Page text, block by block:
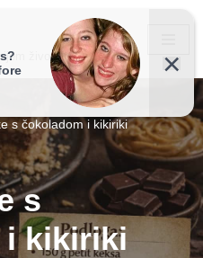
životu!
s čokoladom i kikiriki
s
i kikiriki